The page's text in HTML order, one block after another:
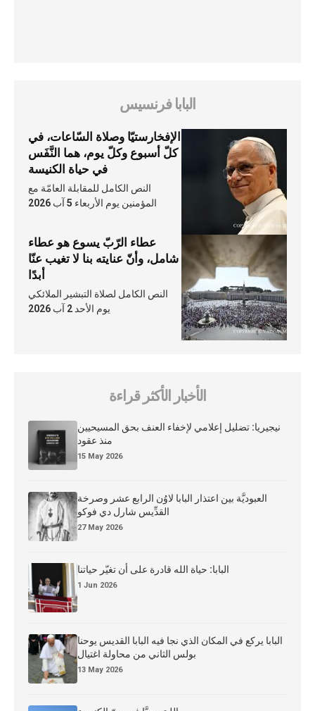
البابا فرنسيس
الإفخارستيّا وصلاة السّاعات، في
كلّ أسبوع وكلّ يوم، هما النَّفَس
في حياة الكنيسة
النص الكامل للمقابلة العامّة مع
المؤمنين يوم الأربعاء 5 آب 2026
عطاء الرّبّ يسوع هو عطاء
شامل، وأنّ عنايته بنا لا تغيب عنّا
أبدًا
النص الكامل لصلاة التبشير الملائكي
يوم الأحد 2 آب 2026
الأخبار الأكثر قراءة
نيجيريا: تضليل إعلامي لإخفاء العنف بحق المسيحيين
منذ عقود
15 May 2026
العبوديَّة بين اعتذار البابا لاوُن الرابع عشر وصرخة
القدِّيس شارل دي فوكو
27 May 2026
البابا: حياة الله قادرة على أن تغيّر حياتنا
1 Jun 2026
البابا يركع في المكان الذي نجا فيه البابا القديس يوحنا
بولس الثاني من محاولة اغتيال
13 May 2026